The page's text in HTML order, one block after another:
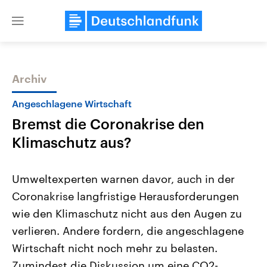
Close
Themen
Landtagswahl Sachsen-Anhalt
2026
Alle Informationen
Sachsen-Anhalt wählt am 6.
September 2026 einen neuen
Landtag. Seit 2021 wird das
Bundesland von einer Koalition aus
USA
Aktuelle Beiträge,
Hintergründe
Wirtschaftlich und
gehören die Vereinigten
den mächtigsten Ländern
mit großem Einfluss auf
Archiv
Angeschlagene Wirtschaft
Bremst die Coronakrise den
Klimaschutz aus?
Umweltexperten warnen davor, auch in der
Coronakrise langfristige Herausforderungen
wie den Klimaschutz nicht aus den Augen zu
verlieren. Andere fordern, die angeschlagene
Wirtschaft nicht noch mehr zu belasten.